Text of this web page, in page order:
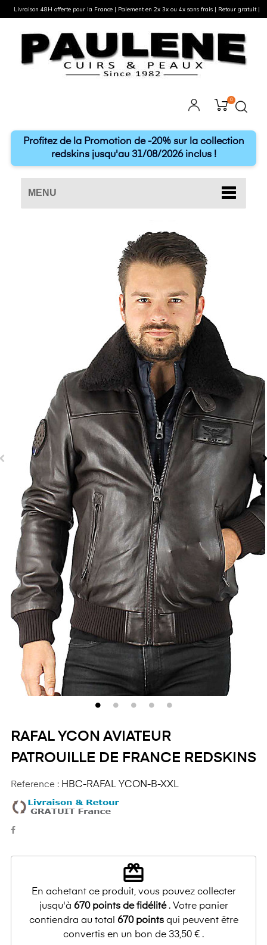
0
Profitez de la Promotion de -20% sur la collection
redskins jusqu'au 31/08/2026 inclus !
MENU
RAFAL YCON AVIATEUR
PATROUILLE DE FRANCE REDSKINS
Reference : HBC-RAFAL YCON-B-XXL
redeem
En achetant ce produit, vous pouvez collecter
jusqu'à 670points de fidélité. Votre panier
contiendra au total 670pointsqui peuvent être
convertis en un bon de 33,50 € .
Livraison 48H offerte pour la France | Paiement en 2x 3x ou 4x sans frais | Retour gratuit |